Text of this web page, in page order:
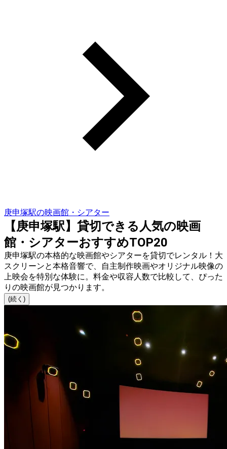
庚申塚駅の映画館・シアター
【庚申塚駅】貸切できる人気の映画
館・シアターおすすめTOP20
庚申塚駅の本格的な映画館やシアターを貸切でレンタル！大
スクリーンと本格音響で、自主制作映画やオリジナル映像の
上映会を特別な体験に。料金や収容人数で比較して、ぴった
りの映画館が見つかります。
(続く)